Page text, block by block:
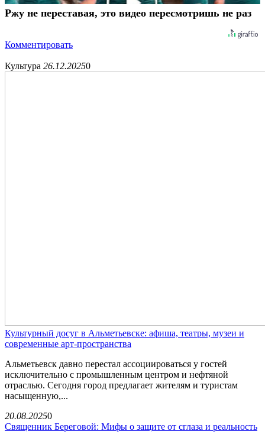
Ржу не переставая, это видео пересмотришь не раз
Комментировать
Культура 26.12.20250
Культурный досуг в Альметьевске: афиша, театры, музеи и
современные арт-пространства
Альметьевск давно перестал ассоциироваться у гостей
исключительно с промышленным центром и нефтяной
отраслью. Сегодня город предлагает жителям и туристам
насыщенную,...
20.08.20250
Священник Береговой: Мифы о защите от сглаза и реальность